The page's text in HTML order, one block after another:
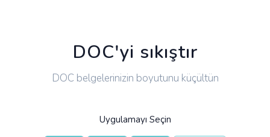
DOC'yi sıkıştır
DOC belgelerinizin boyutunu küçültün
Uygulamayı Seçin